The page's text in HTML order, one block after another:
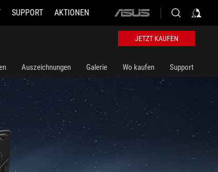
SUPPORT AKTIONEN
ASUS
logo
JETZT KAUFEN
Auszeichnungen Galerie Wo kaufen Support